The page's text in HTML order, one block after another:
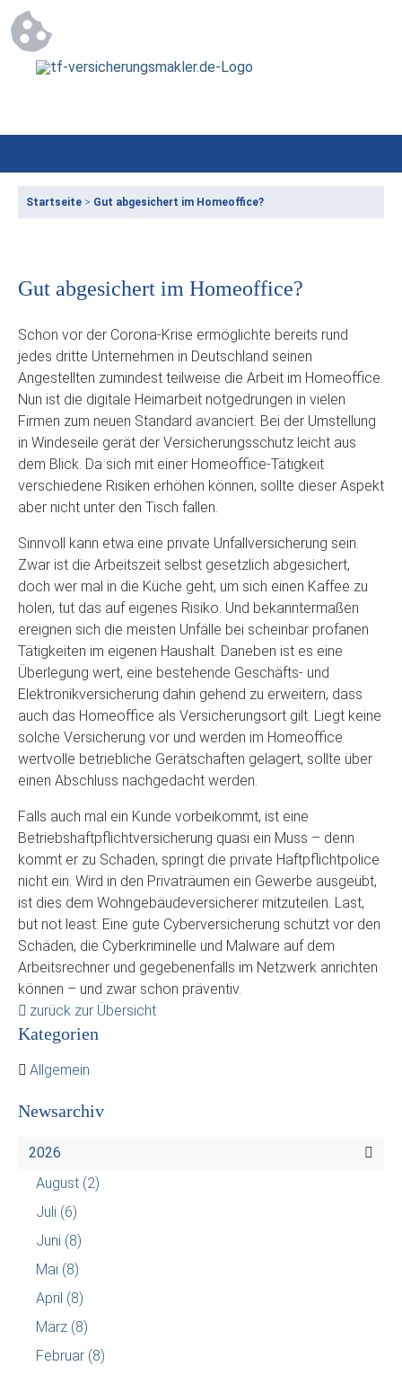
Startseite > Gut abgesichert im Homeoffice?
Gut abgesichert im Homeoffice?
Schon vor der Corona-Krise ermöglichte bereits rund
jedes dritte Unternehmen in Deutschland seinen
Angestellten zumindest teilweise die Arbeit im Homeoffice.
Nun ist die digitale Heimarbeit notgedrungen in vielen
Firmen zum neuen Standard avanciert. Bei der Umstellung
in Windeseile gerät der Versicherungsschutz leicht aus
dem Blick. Da sich mit einer Homeoffice-Tätigkeit
verschiedene Risiken erhöhen können, sollte dieser Aspekt
aber nicht unter den Tisch fallen.
Sinnvoll kann etwa eine private Unfallversicherung sein.
Zwar ist die Arbeitszeit selbst gesetzlich abgesichert,
doch wer mal in die Küche geht, um sich einen Kaffee zu
holen, tut das auf eigenes Risiko. Und bekanntermaßen
ereignen sich die meisten Unfälle bei scheinbar profanen
Tätigkeiten im eigenen Haushalt. Daneben ist es eine
Überlegung wert, eine bestehende Geschäfts- und
Elektronikversicherung dahin gehend zu erweitern, dass
auch das Homeoffice als Versicherungsort gilt. Liegt keine
solche Versicherung vor und werden im Homeoffice
wertvolle betriebliche Gerätschaften gelagert, sollte über
einen Abschluss nachgedacht werden.
Falls auch mal ein Kunde vorbeikommt, ist eine
Betriebshaftpflichtversicherung quasi ein Muss – denn
kommt er zu Schaden, springt die private Haftpflichtpolice
nicht ein. Wird in den Privaträumen ein Gewerbe ausgeübt,
ist dies dem Wohngebäudeversicherer mitzuteilen. Last,
but not least: Eine gute Cyberversicherung schützt vor den
Schäden, die Cyberkriminelle und Malware auf dem
Arbeitsrechner und gegebenenfalls im Netzwerk anrichten
können – und zwar schon präventiv.
zurück zur Übersicht
Kategorien
Allgemein
Newsarchiv
2026
August (2)
Juli (6)
Juni (8)
Mai (8)
April (8)
März (8)
Februar (8)